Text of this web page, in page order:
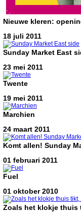
Nieuwe kleren:
18 juli 2011
Sunday Market East
23 mei 2011
Twente
19 mei 2011
Marchien
24 maart 2011
Komt allen! Sunday
01 februari 2011
Fuel
01 oktober 2010
Zoals het klokje thuis